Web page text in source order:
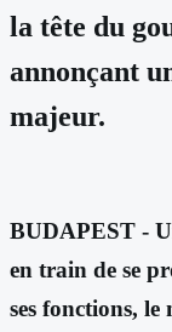
la tête du
annonçant
majeur.
BUDAPEST -
en train de se
ses fonctions,